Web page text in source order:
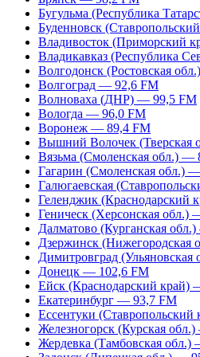
Бугульма (Республика
Буденновск
Владивосток (Приморский
Владикавказ (Республика
Волгодонск (Ростовская
Волгоград — 92,6 FM
Волноваха (ДНР) — 99,5 FM
Вологда — 96,0 FM
Воронеж — 89,4 FM
Вышний Волочек (Тверская
Вязьма (Смоленская обл.) —
Гагарин (Смоленская обл.)
Галюгаевская
Геленджик (Краснодарский
Геническ (Херсонская обл.)
Далматово (Курганская
Дзержинск (Нижегородская
Димитровград
Донецк — 102,6 FM
Ейск (Краснодарский край)
Екатеринбург — 93,7 FM
Ессентуки (Ставропольский
Железногорск (Курская
Жердевка (Тамбовская обл.)